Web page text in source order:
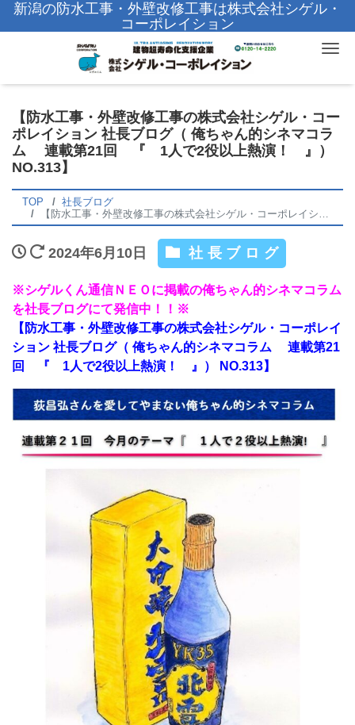
新潟の防水工事・外壁改修工事は株式会社シゲル・
コーポレイション
【防水工事・外壁改修工事の株式会社シゲル・コー
ポレイション 社長ブログ（ 俺ちゃん的シネマコラ
ム 連載第21回 『 1人で2役以上熱演！ 』）
NO.313】
TOP
社長ブログ
【防水工事・外壁改修工事の株式会社シゲル・コーポレイション 社長ブログ（ 俺ちゃん的シネマコラム 連載第21回 『 1人で2役以上熱演！ 』） NO.313】
2024年6月10日 社長ブログ
※シゲルくん通信ＮＥＯに掲載の俺ちゃん的シネマコラム
を社長ブログにて発信中！！※
【防水工事・外壁改修工事の株式会社シゲル・コーポレイ
ション 社長ブログ（ 俺ちゃん的シネマコラム 連載第21
回 『 1人で2役以上熱演！ 』） NO.313】